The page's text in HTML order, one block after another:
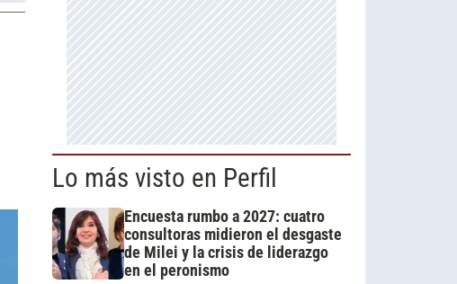
Lo más visto en Perfil
Encuesta rumbo a 2027: cuatro
consultoras midieron el desgaste
de Milei y la crisis de liderazgo
en el peronismo